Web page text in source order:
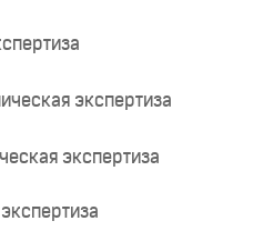
экспертиза
экспертиза